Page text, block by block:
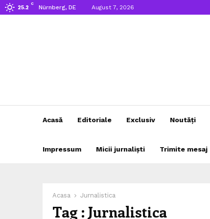
25.2
C
Nürnberg, DE August 7, 2026
Acasă Editoriale Exclusiv Noutăți
Impressum Micii jurnaliști Trimite mesaj
Acasa Jurnalistica
Tag : Jurnalistica